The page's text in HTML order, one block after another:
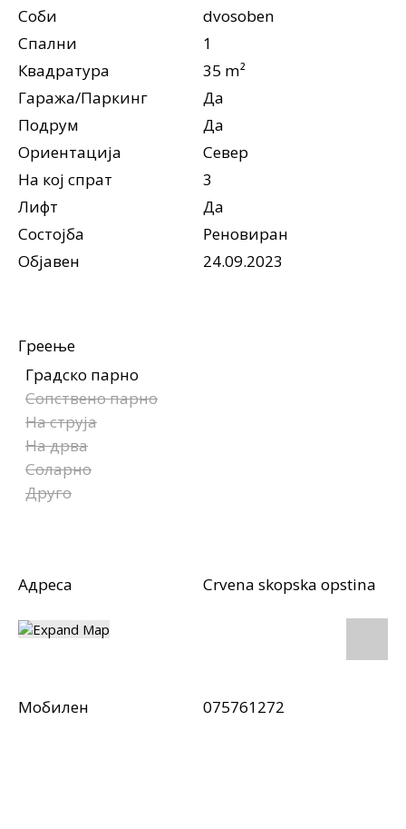
Соби
dvosoben
Спални
1
Квадратура
35 m²
Гаража/Паркинг
Да
Подрум
Да
Ориентација
Север
На кој спрат
3
Лифт
Да
Состојба
Реновиран
Објавен
24.09.2023
Греење
Градско парно
Сопствено парно
На струја
На дрва
Соларно
Друго
Адреса Crvena skopska opstina
Мобилен 075761272